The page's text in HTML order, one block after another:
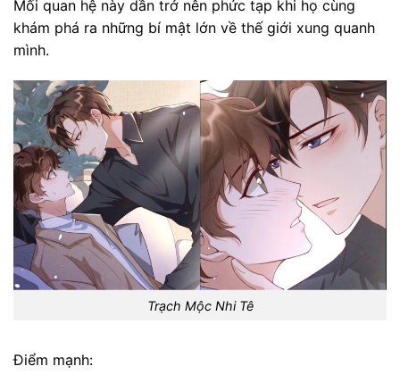
Mối quan hệ này dần trở nên phức tạp khi họ cùng
khám phá ra những bí mật lớn về thế giới xung quanh
mình.
Trạch Mộc Nhi Tê
Điểm mạnh: